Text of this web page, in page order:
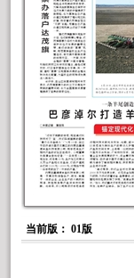
当前版： 01版